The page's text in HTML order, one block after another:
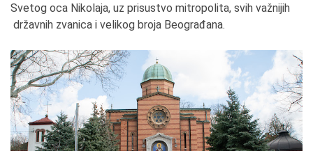
Svetog oca Nikolaja, uz prisustvo mitropolita, svih važnijih
državnih zvanica i velikog broja Beograđana.